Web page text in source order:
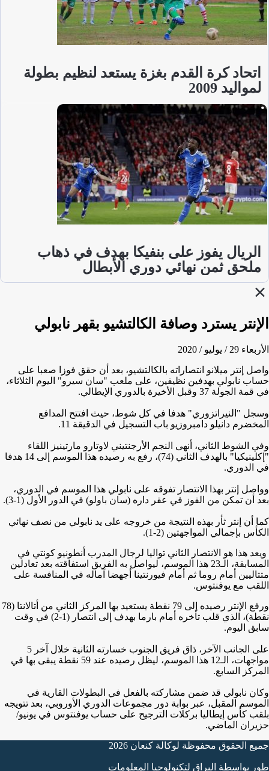
اتحاد كرة القدم بغزة يستعد لنظيم بطولة
لمواليد 2009
الريال يفوز على بنفيكا بهدف في ذهاب
ملحق ثمن نهائي دوري الأبطال
الإنتر يسترد وصافة الكالتشيو بقهر نابولي
الأربعاء 29 / يوليو / 2020
واصل إنتر ميلانو انتصاراته بالكالتشيو، بعد أن حقق فوزا صعبا على
حساب نابولي بهدفين نظيفين، على ملعب "سان سيرو" اليوم الثلاثاء،
في قمة الجولة 37 وقبل الأخيرة بالدوري الإيطالي.
وسجل "النيراتزوري" هدفا في كل شوط، حيث افتتح المدافع
المخضرم دانيلو دامبروزيو باب التسجيل في الدقيقة 11.
وفي الشوط الثاني، أنهى النجم الأرجنتيني لاوتارو مارتينيز اللقاء
"إكلينيكيا" بالهدف الثاني (74)، رفع به رصيده هذا الموسم إلى 14 هدفا
في الدوري.
وواصل إنتر بهذا الانتصار تفوقه على نابولي هذا الموسم في الدوري،
بعد أن تمكن من الفوز في عقر داره (سان باولو) في الدور الأول (1-3).
كما أن إنتر ثأر بهذه النتيجة من خروجه على يد نابولي من نصف نهائي
الكأس بإجمالي المواجهتين (2-1).
ويعد هذا هو الانتصار الثاني تواليا لرجال المدرب أنطونيو كونتي في
المسابقة، الـ23 هذا الموسم، ليواصل به الفريق استفاقته بعد تعادلين
متتاليين أمام روما ثم أمام فيورنتينا أجهضا آماله في المنافسة على
اللقب مع يوفنتوس.
ورفع الإنتر رصيده إلى 79 نقطة يستعيد بها المركز الثاني من أتالانتا (78
نقطة)، الذي قلب تأخره أمام بارما بهدف إلى انتصار (1-2) في وقت
سابق اليوم.
على الجانب الآخر، ذاق فريق الجنوب خسارته الثانية خلال آخر 5
مواجهات، الـ12 هذا الموسم، ليظل رصيده عند 59 نقطة يبقى بها في
المركز السابع.
وكان نابولي قد ضمن مشاركته بالفعل في البطولات القارية في
الموسم المقبل، عبر بوابة دور مجموعات الدوري الأوروبي، بعد تتويجه
بلقب كأس إيطاليا بركلات الترجيح على حساب يوفنتوس في يونيو/
حزيران الماضي.
جميع الحقوق محفوظة لوكالة كنعان 2026
طور بواسطة البراق لتكنولوجيا المعلومات